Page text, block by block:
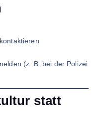
(z. B. bei der Polizei
statt